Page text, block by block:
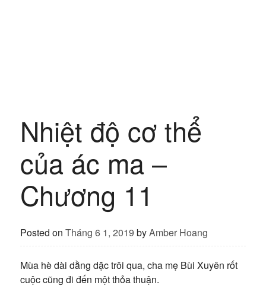
Nhiệt độ cơ thể
của ác ma –
Chương 11
Posted on Tháng 6 1, 2019 byAmber Hoang
Mùa hè dài dằng dặc trôi qua, cha mẹ Bùi Xuyên rốt
cuộc cũng đi đến một thỏa thuận.